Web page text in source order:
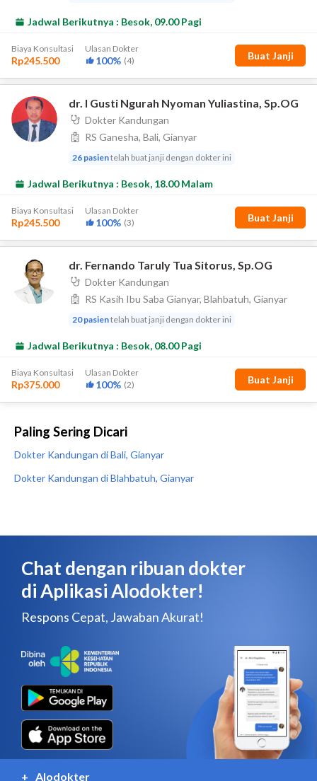
Paling Sering Dicari
Dokter Kandungan di Bali, Gianyar
Dokter Kandungan di Blahbatuh, Gianyar